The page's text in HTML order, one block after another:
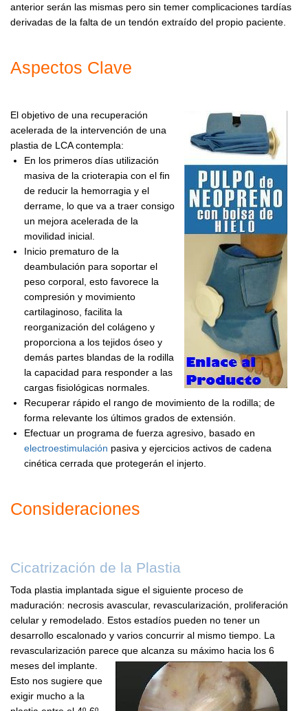
anterior serán las mismas pero sin temer complicaciones tardías
derivadas de la falta de un tendón extraído del propio paciente.
Aspectos Clave
El objetivo de una recuperación
acelerada de la intervención de una
plastia de LCA contempla:
En los primeros días utilización
masiva de la crioterapia con el fin
de reducir la hemorragia y el
derrame, lo que va a traer consigo
un mejora acelerada de la
movilidad inicial.
Inicio prematuro de la
deambulación para soportar el
peso corporal, esto favorece la
compresión y movimiento
cartilaginoso, facilita la
reorganización del colágeno y
proporciona a los tejidos óseo y
demás partes blandas de la rodilla
la capacidad para responder a las
cargas fisiológicas normales.
Recuperar rápido el rango de movimiento de la rodilla; de
forma relevante los últimos grados de extensión.
Efectuar un programa de fuerza agresivo, basado en
electroestimulación pasiva y ejercicios activos de cadena
cinética cerrada que protegerán el injerto.
Consideraciones
Cicatrización de la Plastia
Toda plastia implantada sigue el siguiente proceso de
maduración: necrosis avascular, revascularización, proliferación
celular y remodelado. Estos estadíos pueden no tener un
desarrollo escalonado y varios concurrir al mismo tiempo. La
revascularización parece que alcanza su máximo hacia los 6
meses del implante.
Esto nos sugiere que
exigir mucho a la